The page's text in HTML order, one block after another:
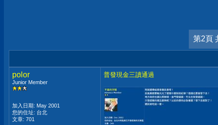
第2頁
polor
Junior Member
加入日期: May 2001
您的住址: 台北
文章: 701
普發現金三讀通過